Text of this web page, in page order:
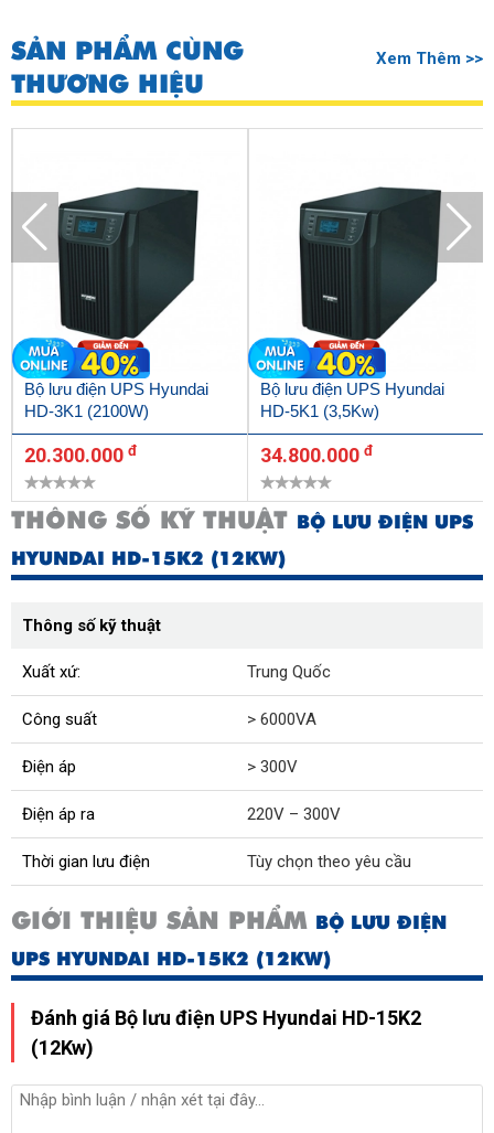
SẢN PHẨM CÙNG
THƯƠNG HIỆU
Xem Thêm >>
Bộ lưu điện UPS Hyundai
HD-3K1 (2100W)
20.300.000 đ
Bộ lưu điện UPS Hyundai
HD-5K1 (3,5Kw)
34.800.000 đ
THÔNG SỐ KỸ THUẬT BỘ LƯU ĐIỆN UPS
HYUNDAI HD-15K2 (12KW)
Thông số kỹ thuật
Xuất xứ: Trung Quốc
Công suất > 6000VA
Điện áp > 300V
Điện áp ra 220V – 300V
Thời gian lưu điện Tùy chọn theo yêu cầu
GIỚI THIỆU SẢN PHẨM BỘ LƯU ĐIỆN
UPS HYUNDAI HD-15K2 (12KW)
Đánh giá Bộ lưu điện UPS Hyundai HD-15K2
(12Kw)